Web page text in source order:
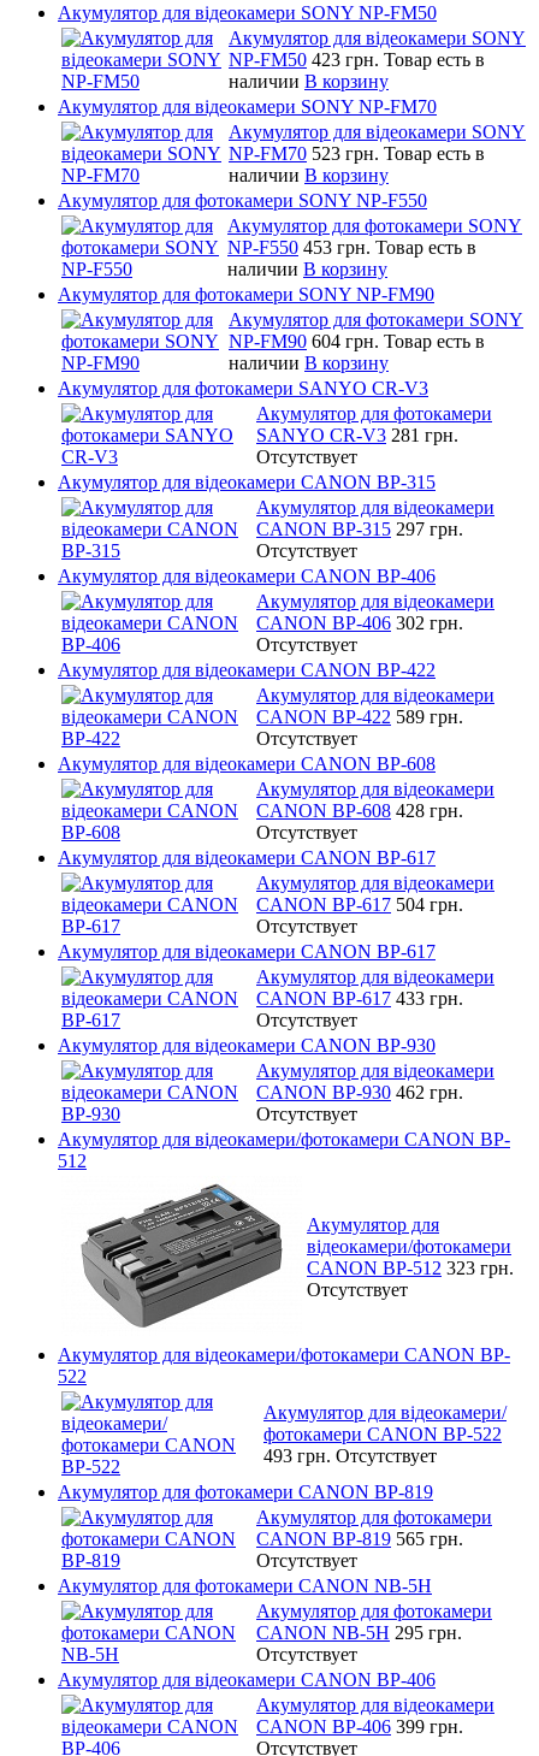
Акумулятор для відеокамери SONY NP-FM50
Акумулятор для відеокамери SONY
NP-FM50 423 грн. Товар есть в
наличии В корзину
Акумулятор для відеокамери SONY NP-FM70
Акумулятор для відеокамери SONY
NP-FM70 523 грн. Товар есть в
наличии В корзину
Акумулятор для фотокамери SONY NP-F550
Акумулятор для фотокамери SONY
NP-F550 453 грн. Товар есть в
наличии В корзину
Акумулятор для фотокамери SONY NP-FM90
Акумулятор для фотокамери SONY
NP-FM90 604 грн. Товар есть в
наличии В корзину
Акумулятор для фотокамери SANYO CR-V3
Акумулятор для фотокамери
SANYO CR-V3 281 грн.
Отсутствует
Акумулятор для відеокамери CANON BP-315
Акумулятор для відеокамери
CANON BP-315 297 грн.
Отсутствует
Акумулятор для відеокамери CANON BP-406
Акумулятор для відеокамери
CANON BP-406 302 грн.
Отсутствует
Акумулятор для відеокамери CANON BP-422
Акумулятор для відеокамери
CANON BP-422 589 грн.
Отсутствует
Акумулятор для відеокамери CANON BP-608
Акумулятор для відеокамери
CANON BP-608 428 грн.
Отсутствует
Акумулятор для відеокамери CANON BP-617
Акумулятор для відеокамери
CANON BP-617 504 грн.
Отсутствует
Акумулятор для відеокамери CANON BP-617
Акумулятор для відеокамери
CANON BP-617 433 грн.
Отсутствует
Акумулятор для відеокамери CANON BP-930
Акумулятор для відеокамери
CANON BP-930 462 грн.
Отсутствует
Акумулятор для відеокамери/фотокамери CANON BP-
512
Акумулятор для
відеокамери/фотокамери
CANON BP-512 323 грн.
Отсутствует
Акумулятор для відеокамери/фотокамери CANON BP-
522
Акумулятор для відеокамери/
фотокамери CANON BP-522
493 грн. Отсутствует
Акумулятор для фотокамери CANON BP-819
Акумулятор для фотокамери
CANON BP-819 565 грн.
Отсутствует
Акумулятор для фотокамери CANON NB-5H
Акумулятор для фотокамери
CANON NB-5H 295 грн.
Отсутствует
Акумулятор для відеокамери CANON BP-406
Акумулятор для відеокамери
CANON BP-406 399 грн.
Отсутствует